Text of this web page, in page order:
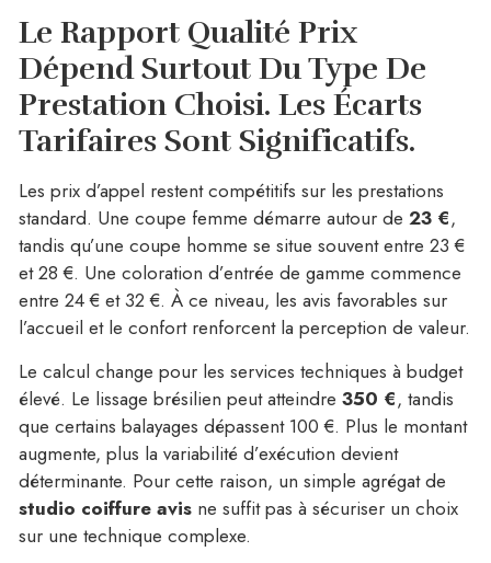
Le Rapport Qualité Prix
Dépend Surtout Du Type De
Prestation Choisi. Les Écarts
Tarifaires Sont Significatifs.
Les prix d’appel restent compétitifs sur les prestations
standard. Une coupe femme démarre autour de 23 €,
tandis qu’une coupe homme se situe souvent entre 23 €
et 28 €. Une coloration d’entrée de gamme commence
entre 24 € et 32 €. À ce niveau, les avis favorables sur
l’accueil et le confort renforcent la perception de valeur.
Le calcul change pour les services techniques à budget
élevé. Le lissage brésilien peut atteindre 350 €, tandis
que certains balayages dépassent 100 €. Plus le montant
augmente, plus la variabilité d’exécution devient
déterminante. Pour cette raison, un simple agrégat de
studio coiffure avis ne suffit pas à sécuriser un choix
sur une technique complexe.